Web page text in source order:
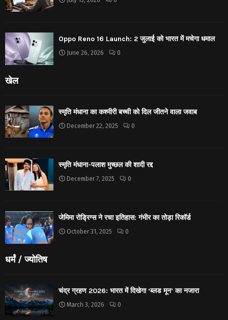
Oppo Reno 16 Launch: 2 जुलाई को भारत में मचेगा धमाल
June 26, 2026 0
खेल
स्मृति मंधाना का कश्मीरी बच्ची को दिल जीतने वाला जवाब
December 22, 2025 0
स्मृति मंधाना-पलाश मुच्छल की शादी रद्द
December 7, 2025 0
जेमिमा रोड्रिग्स ने रचा इतिहास: गंभीर का तोड़ा रिकॉर्ड
October 31, 2025 0
धर्मं / ज्योतिष
चंद्र ग्रहण 2026: भारत में दिखेगा ‘ब्लड मून’ का नजारा
March 3, 2026 0